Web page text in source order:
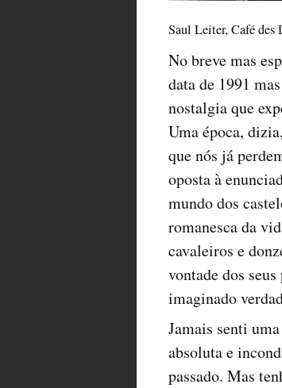
Saul Leiter, Café des
No breve mas
data de 1991
nostalgia que
Uma época,
que nós já
oposta à
mundo dos
romanesca da
cavaleiros e
vontade dos
imaginado
Jamais senti
absoluta e
passado. Mas